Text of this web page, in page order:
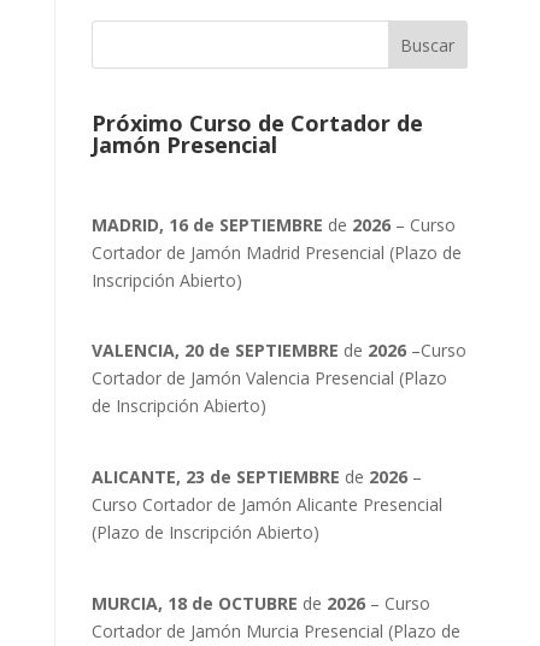
Próximo Curso de Cortador de
Jamón Presencial
MADRID, 16 de SEPTIEMBRE de 2026– Curso
Cortador de Jamón Madrid Presencial (Plazo de
Inscripción Abierto)
VALENCIA, 20 de SEPTIEMBRE de 2026–Curso
Cortador de Jamón Valencia Presencial (Plazo
de Inscripción Abierto)
ALICANTE, 23 de SEPTIEMBRE de 2026–
Curso Cortador de Jamón Alicante Presencial
(Plazo de Inscripción Abierto)
MURCIA, 18 de OCTUBRE de 2026– Curso
Cortador de Jamón Murcia Presencial (Plazo de